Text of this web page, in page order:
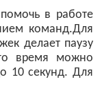
в работе
команд.Для
делает паузу
время можно
10 секунд. Для